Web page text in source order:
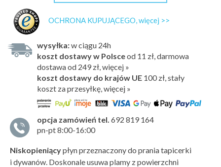
OCHRONA KUPUJĄCEGO, więcej >>
wysyłka:w ciągu 24h
koszt dostawy w Polsceod 11 zł, darmowa
dostawa od 249 zł, więcej »
koszt dostawy do krajów UE 100 zł,stały
koszt za przesyłkę, więcej »
opcja zamówień tel. 692 819 164
pn-pt 8:00-16:00
Niskopieniącypłyn przeznaczony do prania tapicerki
i dywanów. Doskonale usuwa plamy z powierzchni